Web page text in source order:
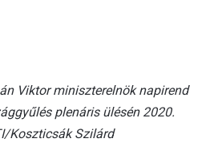
Viktor miniszterelnök napirend
plenáris ülésén 2020.
Koszticsák Szilárd